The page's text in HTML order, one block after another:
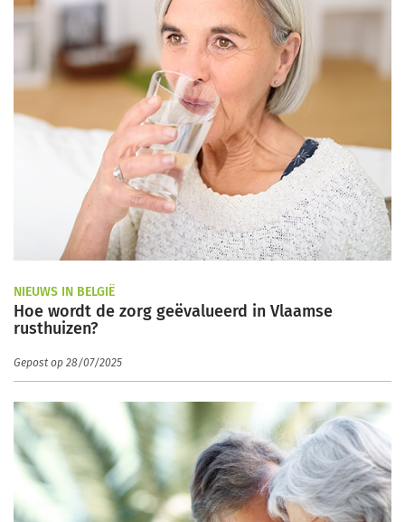
NIEUWS IN BELGIË
Hoe wordt de zorg geëvalueerd in Vlaamse
rusthuizen?
Gepost op 28/07/2025